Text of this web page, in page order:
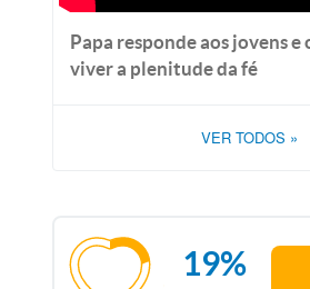
Papa responde aos jovens e
viver a plenitude da fé
VER TODOS »
19%